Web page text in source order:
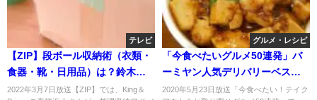
テレビ
【ZIP】段ボール収納術（衣類・
食器・靴・日用品）は？鈴木久
美子先生が伝授！3月7日
2022年3月7日放送【ZIP】では、King＆
グルメ・レシピ
「今食べたいグルメ50連発」バ
ーミヤン人気デリバリーベスト
10は？割引クーポン？
2020年5月23日放送「今食べたい！テイク